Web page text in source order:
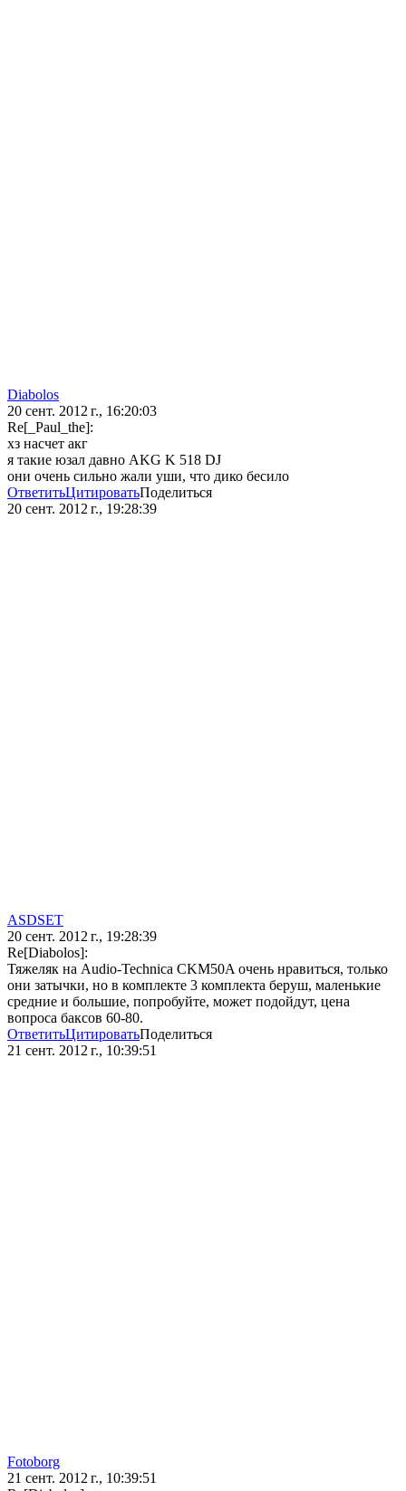
Diabolos
20 сент. 2012 г., 16:20:03
Re[_Paul_the]:
хз насчет акг
я такие юзал давно AKG K 518 DJ
они очень сильно жали уши, что дико бесило
ОтветитьЦитироватьПоделиться
20 сент. 2012 г., 19:28:39
ASDSET
20 сент. 2012 г., 19:28:39
Re[Diabolos]:
Тяжеляк на Audio-Technica CKM50A очень нравиться, только
они затычки, но в комплекте 3 комплекта беруш, маленькие
средние и большие, попробуйте, может подойдут, цена
вопроса баксов 60-80.
ОтветитьЦитироватьПоделиться
21 сент. 2012 г., 10:39:51
Fotoborg
21 сент. 2012 г., 10:39:51